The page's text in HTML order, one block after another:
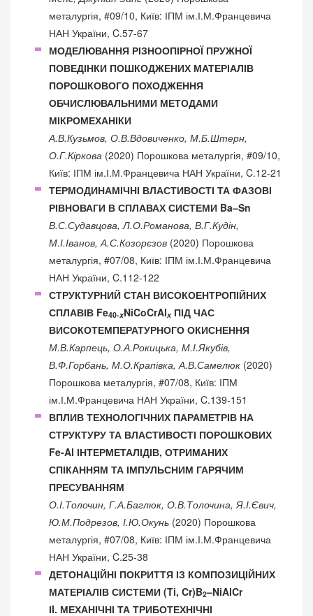
металургія, #09/10, Київ: ІПМ ім.І.М.Францевича
НАН України, C.57-67
МОДЕЛЮВАННЯ РІЗНООПІРНОЇ ПРУЖНОЇ
ПОВЕДІНКИ ПОШКОДЖЕНИХ МАТЕРІАЛІВ
ПОРОШКОВОГО ПОХОДЖЕННЯ
ОБЧИСЛЮВАЛЬНИМИ МЕТОДАМИ
МІКРОМЕХАНІКИ
А.В.Кузьмов, О.В.Вдовиченко, М.Б.Штерн,
О.Г.Кіркова (2020) Порошкова металургія, #09/10,
Київ: ІПМ ім.І.М.Францевича НАН України, C.12-21
ТЕРМОДИНАМІЧНІ ВЛАСТИВОСТІ ТА ФАЗОВІ
РІВНОВАГИ В СПЛАВАХ СИСТЕМИ Ba–Sn
В.С.Судавцова, Л.О.Романова, В.Г.Кудін,
М.І.Іванов, А.С.Козорєзов (2020) Порошкова
металургія, #07/08, Київ: ІПМ ім.І.М.Францевича
НАН України, C.112-122
СТРУКТУРНИЙ СТАН ВИСОКОЕНТРОПІЙНИХ
СПЛАВІВ Fe40-xNiCoCrAlхПІД ЧАС
ВИСОКОТЕМПЕРАТУРНОГО ОКИСНЕННЯ
М.В.Карпець, О.А.Рокицька, М.І.Якубів,
В.Ф.Горбань, М.О.Крапівка, А.В.Самелюк (2020)
Порошкова металургія, #07/08, Київ: ІПМ
ім.І.М.Францевича НАН України, C.139-151
ВПЛИВ ТЕХНОЛОГІЧНИХ ПАРАМЕТРІВ НА
СТРУКТУРУ ТА ВЛАСТИВОСТІ ПОРОШКОВИХ
Fe-Al ІНТЕРМЕТАЛІДІВ, ОТРИМАНИХ
СПІКАННЯМ ТА ІМПУЛЬСНИМ ГАРЯЧИМ
ПРЕСУВАННЯМ
О.І.Толочин, Г.А.Баглюк, О.В.Толочина, Я.І.Євич,
Ю.М.Подрезов, І.Ю.Окунь (2020) Порошкова
металургія, #07/08, Київ: ІПМ ім.І.М.Францевича
НАН України, C.25-38
ДЕТОНАЦІЙНІ ПОКРИТТЯ ІЗ КОМПОЗИЦІЙНИХ
МАТЕРІАЛІВ СИСТЕМИ (Ti, Cr)B2–NiAlCr
ІI. МЕХАНІЧНІ ТА ТРИБОТЕХНІЧНІ